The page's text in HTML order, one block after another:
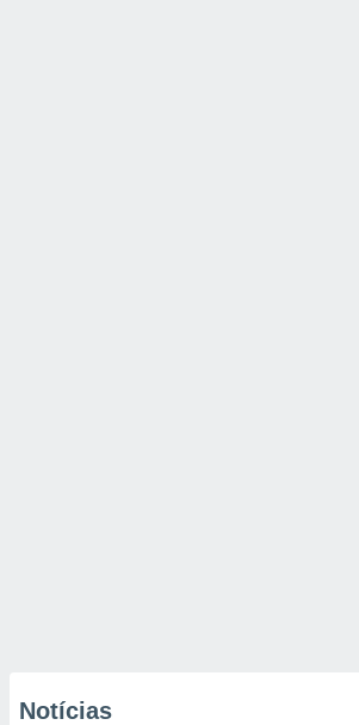
Notícias